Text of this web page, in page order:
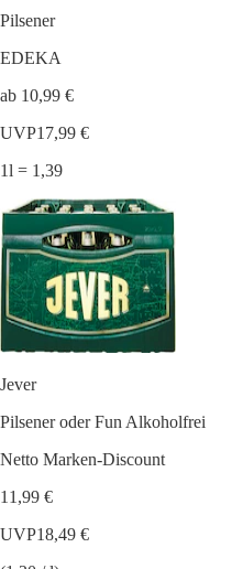
Pilsener
EDEKA
ab 10,99 €
UVP17,99 €
1l = 1,39
Jever
Pilsener oder Fun Alkoholfrei
Netto Marken-Discount
11,99 €
UVP18,49 €